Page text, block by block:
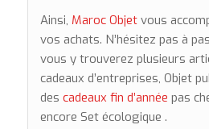
Ainsi, Maroc Objetvous
vos achats. N’hésitez pas à
vous y trouverez plusieurs
cadeaux d’entreprises, Objet
des cadeaux fin d’année pas
encore Set écologique .